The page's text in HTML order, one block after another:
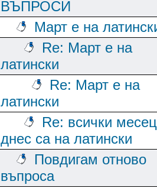
ВЪПРОСИ
Март е на
Re: Март е на
латински
Re: Март е на
латински
Re: всички
днес са на латински
Повдигам отново
въпроса